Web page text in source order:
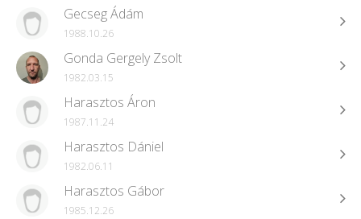
Gecseg Ádám
1988.10.26
Gonda Gergely Zsolt
1982.03.15
Harasztos Áron
1987.11.24
Harasztos Dániel
1982.06.11
Harasztos Gábor
1985.12.26